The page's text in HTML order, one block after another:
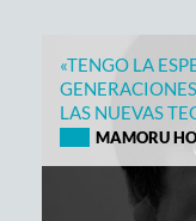
«TENGO LA
LAS NUEVAS
MAMORU